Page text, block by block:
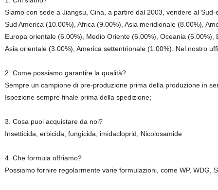
Siamo con sede a Jiangsu, Cina, a partire dal 2003, vendere al
Sud America (10.00%), Africa (9.00%), Asia meridionale (8.00%),
Europa orientale (6.00%), Medio Oriente (6.00%), Oceania
Asia orientale (3.00%), America settentrionale (1.00%). Nel nostro
2. Come possiamo garantire la qualità?
Sempre un campione di pre-produzione prima della produzione in
Ispezione sempre finale prima della spedizione;
3. Cosa puoi acquistare da noi?
Insetticida, erbicida, fungicida, imidacloprid, Nicolosamide
4. Che formula offriamo?
Possiamo fornire regolarmente varie formulazioni, come WP, WDG,